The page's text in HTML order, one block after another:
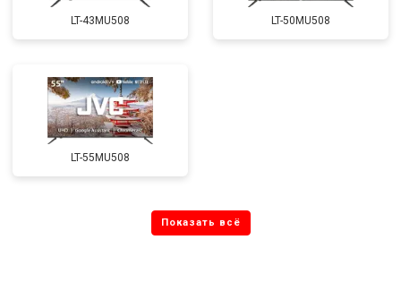
LT-43MU508 LT-50MU508
LT-55MU508